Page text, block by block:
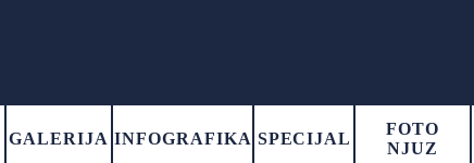
GALERIJA INFOGRAFIKA SPECIJAL
FOTO
NJUZ